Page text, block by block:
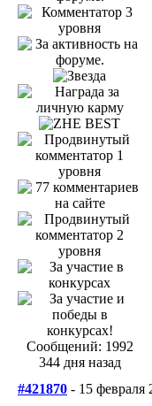
Сообщений: 1992
344 дня назад
#421870 - 15 февраля